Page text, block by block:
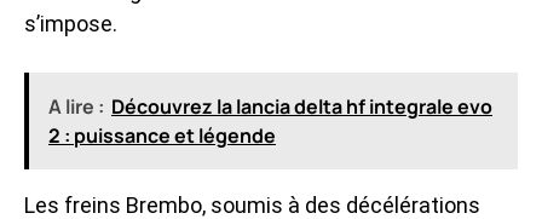
s’impose.
A lire : Découvrez la lancia delta hf integrale evo
2 : puissance et légende
Les freins Brembo, soumis à des décélérations